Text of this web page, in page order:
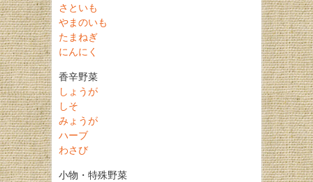
さといも
やまのいも
たまねぎ
にんにく
香辛野菜
しょうが
しそ
みょうが
ハーブ
わさび
小物・特殊野菜